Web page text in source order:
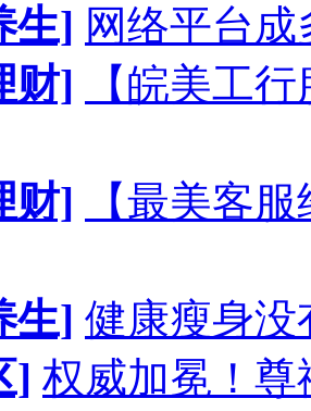
生] 网络平台
财]
【皖美工
财]
【最美客
生] 健康瘦身没
] 权威加冕！